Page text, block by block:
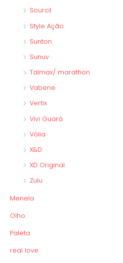
Sourcil
Style Ação
Sunton
Sunuv
Talmax/ marathon
Vabene
Vertix
Vivi Guará
Vòlia
X&D
XD Original
Zulu
Menela
Olho
Paleta
real love